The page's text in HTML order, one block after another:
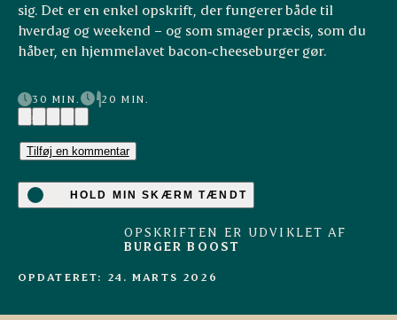
sig. Det er en enkel opskrift, der fungerer både til
hverdag og weekend – og som smager præcis, som du
håber, en hjemmelavet bacon‑cheeseburger gør.
30 MIN.
20 MIN.
(3)
Tilføj en kommentar
HOLD MIN SKÆRM TÆNDT
OPSKRIFTEN ER UDVIKLET AF
BURGER BOOST
OPDATERET: 24. MARTS 2026